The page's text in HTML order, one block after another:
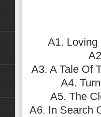
A1. Loving
A3. A Tale Of
A4.
A5. The
A6. In Search